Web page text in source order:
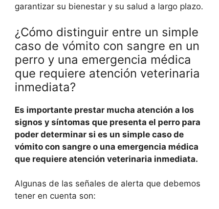
garantizar su bienestar y su salud a largo plazo.
¿Cómo distinguir entre un simple
caso de vómito con sangre en un
perro y una emergencia médica
que requiere atención veterinaria
inmediata?
Es importante prestar mucha atención a los
signos y síntomas que presenta el perro para
poder determinar si es un simple caso de
vómito con sangre o una emergencia médica
que requiere atención veterinaria inmediata.
Algunas de las señales de alerta que debemos
tener en cuenta son: